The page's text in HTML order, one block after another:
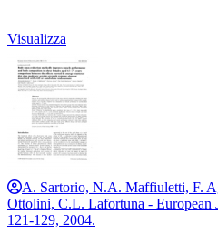
Visualizza
A. Sartorio, N.A. Maffiuletti, F.
Ottolini, C.L. Lafortuna - European
121-129, 2004.